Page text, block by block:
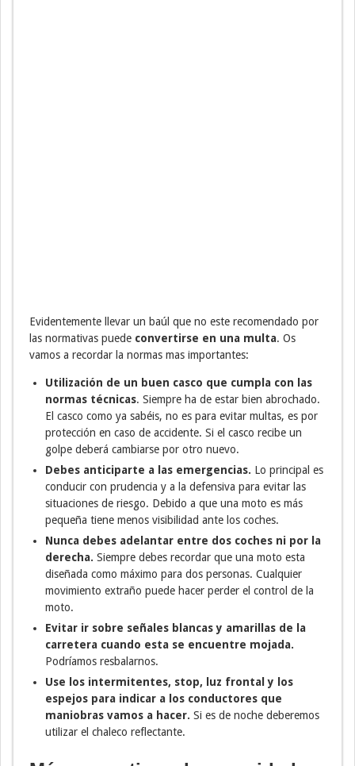
Evidentemente llevar un baúl que no este recomendado por
las normativas puede convertirse en una multa. Os
vamos a recordar la normas mas importantes:
Utilización de un buen casco que cumpla con las
normas técnicas. Siempre ha de estar bien abrochado.
El casco como ya sabéis, no es para evitar multas, es por
protección en caso de accidente. Si el casco recibe un
golpe deberá cambiarse por otro nuevo.
Debes anticiparte a las emergencias. Lo principal es
conducir con prudencia y a la defensiva para evitar las
situaciones de riesgo. Debido a que una moto es más
pequeña tiene menos visibilidad ante los coches.
Nunca debes adelantar entre dos coches ni por la
derecha. Siempre debes recordar que una moto esta
diseñada como máximo para dos personas. Cualquier
movimiento extraño puede hacer perder el control de la
moto.
Evitar ir sobre señales blancas y amarillas de la
carretera cuando esta se encuentre mojada.
Podríamos resbalarnos.
Use los intermitentes, stop, luz frontal y los
espejos para indicar a los conductores que
maniobras vamos a hacer. Si es de noche deberemos
utilizar el chaleco reflectante.